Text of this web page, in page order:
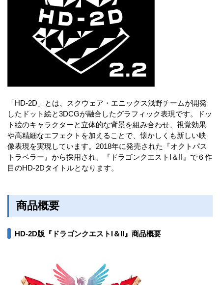
「HD-2D」とは、スクウェア・エニックス浅野チームが開発
したドット絵と3DCGが融合したグラフィック表現です。ドッ
ト絵のキャラクターと立体的な背景を組み合わせ、視覚効果
や高精細なエフェクトを加えることで、懐かしくも新しい映
像表現を実現しています。2018年に発売された『オクトパス
トラベラー』から採用され、『ドラゴンクエストI＆II』で６作
目のHD-2Dタイトルとなります。
商品概要
HD-2D版『ドラゴンクエストI＆II』商品概要